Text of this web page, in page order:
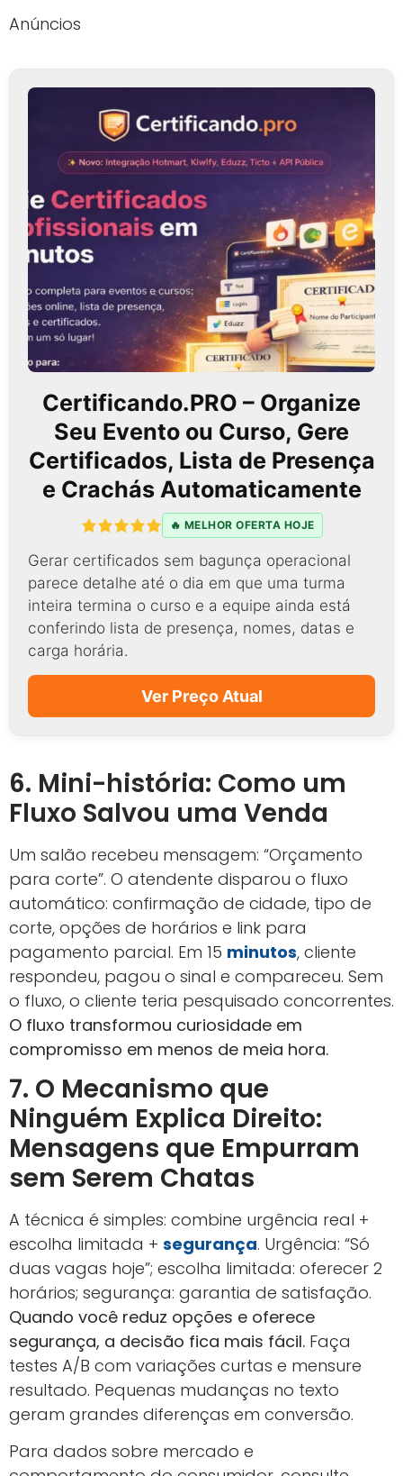
Anúncios
Certificando.PRO – Organize
Seu Evento ou Curso, Gere
Certificados, Lista de Presença
e Crachás Automaticamente
🔥 MELHOR OFERTA HOJE
Gerar certificados sem bagunça operacional
parece detalhe até o dia em que uma turma
inteira termina o curso e a equipe ainda está
conferindo lista de presença, nomes, datas e
carga horária.
Ver Preço Atual
6. Mini-história: Como um
Fluxo Salvou uma Venda
Um salão recebeu mensagem: “Orçamento
para corte”. O atendente disparou o fluxo
automático: confirmação de cidade, tipo de
corte, opções de horários e link para
pagamento parcial. Em 15 minutos, cliente
respondeu, pagou o sinal e compareceu. Sem
o fluxo, o cliente teria pesquisado concorrentes.
O fluxo transformou curiosidade em
compromisso em menos de meia hora.
7. O Mecanismo que
Ninguém Explica Direito:
Mensagens que Empurram
sem Serem Chatas
A técnica é simples: combine urgência real +
escolha limitada + segurança. Urgência: “Só
duas vagas hoje”; escolha limitada: oferecer 2
horários; segurança: garantia de satisfação.
Quando você reduz opções e oferece
segurança, a decisão fica mais fácil. Faça
testes A/B com variações curtas e mensure
resultado. Pequenas mudanças no texto
geram grandes diferenças em conversão.
Para dados sobre mercado e